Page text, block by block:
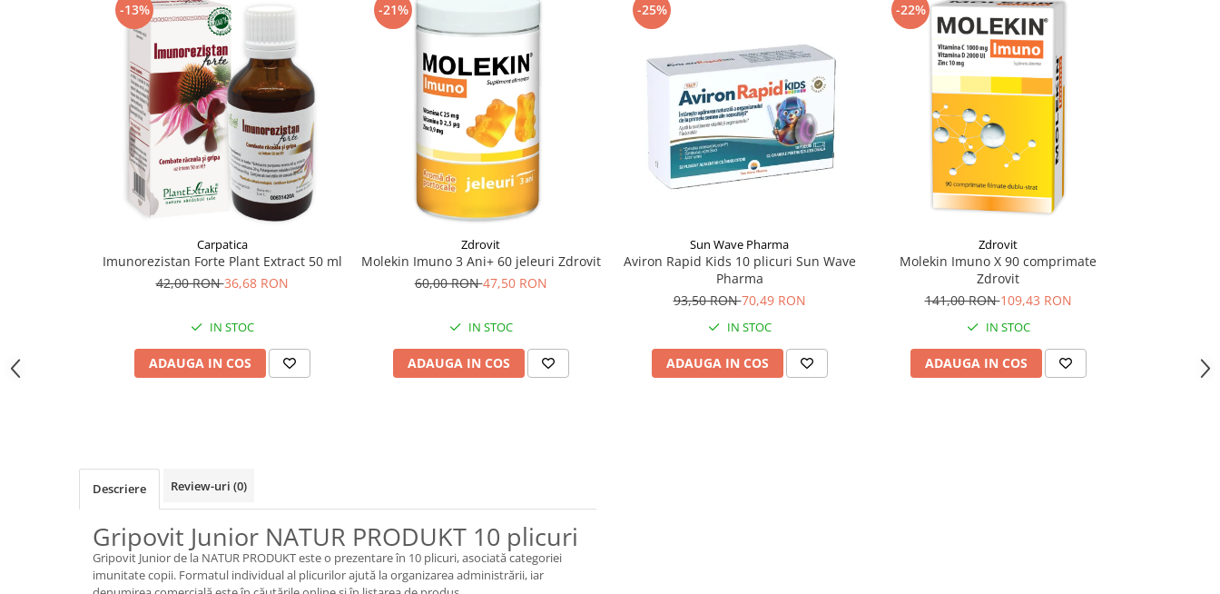
Supliment Vitamina D3
Supliment Vitamina E
Tincturi si Gemoderivate
Tuse gat si respiratie
Vitamine si minerale
-13%
Carpatica
Imunorezistan Forte Plant Extract 50 ml
42,00 RON36,68 RON
IN STOC
ADAUGA IN COS
-21%
Zdrovit
Molekin Imuno 3 Ani+ 60 jeleuri Zdrovit
60,00 RON47,50 RON
IN STOC
ADAUGA IN COS
-25%
Sun Wave Pharma
Aviron Rapid Kids 10 plicuri Sun Wave
Pharma
93,50 RON70,49 RON
IN STOC
ADAUGA IN COS
-22%
Zdrovit
Molekin Imuno X 90 comprimate
Zdrovit
141,00 RON109,43 RON
IN STOC
ADAUGA IN COS
Descriere Review-uri (0)
Gripovit Junior NATUR PRODUKT 10 plicuri
Gripovit Junior de la NATUR PRODUKT este o prezentare în 10 plicuri, asociată categoriei
imunitate copii. Formatul individual al plicurilor ajută la organizarea administrării, iar